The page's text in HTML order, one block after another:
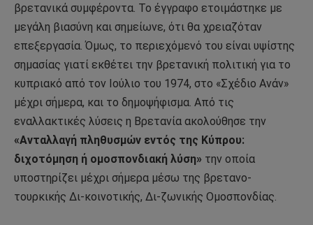
βρετανικά συμφέροντα. Το έγγραφο ετοιμάστηκε με
μεγάλη βιασύνη και σημείωνε, ότι θα χρειαζόταν
επεξεργασία. Όμως, το περιεχόμενό του είναι υψίστης
σημασίας γιατί εκθέτει την βρετανική πολιτική για το
κυπριακό από τον Ιούλιο του 1974, στο «Σχέδιο Ανάν»
μέχρι σήμερα, και το δημοψήφισμα. Από τις
εναλλακτικές λύσεις η Βρετανία ακολούθησε την
«Ανταλλαγή πληθυσμών εντός της Κύπρου:
διχοτόμηση ή ομοσπονδιακή λύση» την οποία
υποστηρίζει μέχρι σήμερα μέσω της βρετανο-
τουρκικής Δι-κοινοτικής, Δι-ζωνικής Ομοσπονδίας.